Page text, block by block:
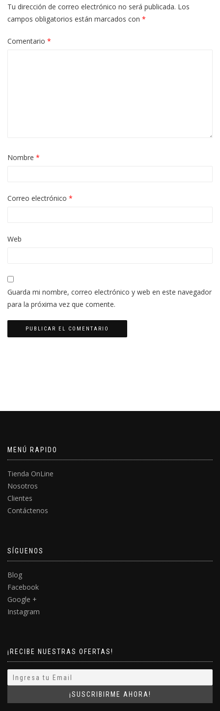
Tu dirección de correo electrónico no será publicada. Los
campos obligatorios están marcados con *
Comentario *
Nombre *
Correo electrónico *
Web
Guarda mi nombre, correo electrónico y web en este navegador
para la próxima vez que comente.
MENÚ RAPIDO
Tienda OnLine
Nosotros
Clientes
Contáctenos
SÍGUENOS
Blog
Facebook
Google +
Instagram
¡RECIBE NUESTRAS OFERTAS!